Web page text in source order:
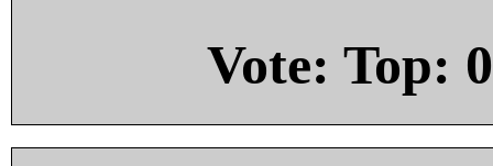
Vote: Top: 0